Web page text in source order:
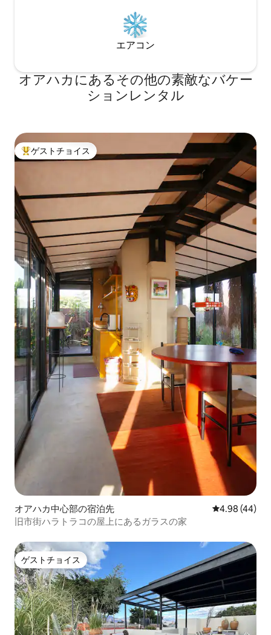
なマットレスが備わった素晴らしいお部
がありますので、持ち物を収納し、新し
い思い出を作るための理想的な服装を準
鏡と手洗い用のトイレタリーがありま
す。 マグエイやアガベのキオーテが装飾
になっています。メスカルの発祥の地に
ついにたどり着いたと感じさせてくれま
トイレとお湯が出るシャワーが備わった
バスルームに行けば、素晴らしい一日を
始める準備ができます。またはリラック
スして最高の方法で一夜を終えることが
できます。 このロフトは、私たちの州の
魔法のような雰囲気のあるトレンディな
場所を探しているカップルや友人に最適
です。快適で安全で、家で歓迎されてい
るように感じられる場所で、オアハカの
中心部にある見逃せないスポットを近く
で楽しむことができ、最高のレストラ
ン、バー、ギャラリー、美術館を知るこ
とができます。 Espíritu Fuego CASAへよ
うこそ。人生最高の旅へようこそ！！
エアコン
オアハカにあるその他の素敵なバケー
ションレンタル
大好評のゲストチョイスです。
ゲストチョイス
オアハカ中心部の宿泊先 レビュー44
4.98 (44)
旧市街ハラトラコの屋上にあるガラスの家
ゲストチョイス
ゲストチョイス